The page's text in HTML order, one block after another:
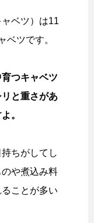
ベツ）は11
ベツです。
つキャベツ
と重さがあ
。
ちがしてし
や煮込み料
ことが多い